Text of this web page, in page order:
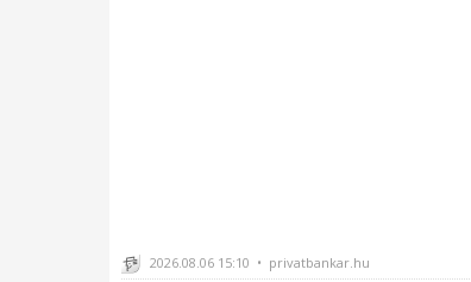
2026.08.06 15:10 • privatbankar.hu